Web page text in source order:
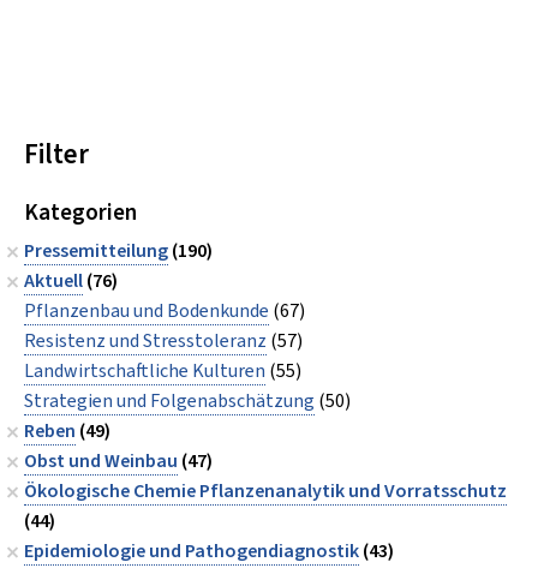
Filter
Kategorien
Pressemitteilung(190)
Aktuell(76)
Pflanzenbau und Bodenkunde (67)
Resistenz und Stresstoleranz (57)
Landwirtschaftliche Kulturen (55)
Strategien und Folgenabschätzung (50)
Reben (49)
Obst und Weinbau (47)
Ökologische Chemie Pflanzenanalytik und Vorratsschutz
(44)
Epidemiologie und Pathogendiagnostik(43)